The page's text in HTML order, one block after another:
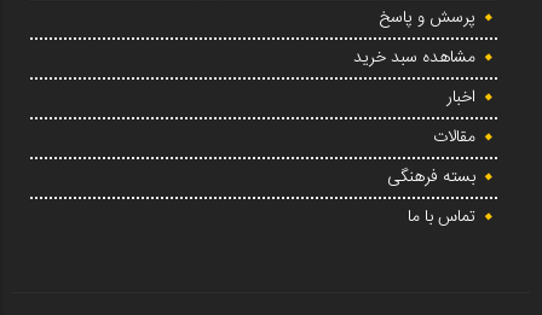
پرسش و پاسخ
مشاهده سبد خرید
اخبار
مقالات
بسته فرهنگی
تماس با ما